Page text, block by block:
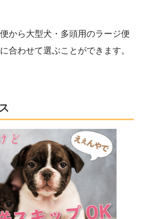
から大型犬・多頭用のラージ便
合わせて選ぶことができます。